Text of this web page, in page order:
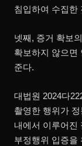
침입하여 수집한
넷째, 증거 확보
확보하지 않으면
준다.
대법원 2024다
촬영한 행위가
내에서 이루어진
부정행위 입증을